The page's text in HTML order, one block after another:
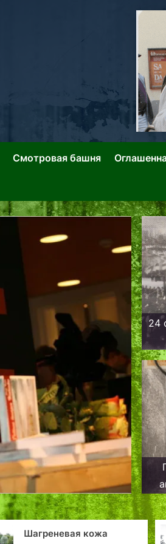
Переулки Городских
Смотровая башня
24
Шагреневая кожа